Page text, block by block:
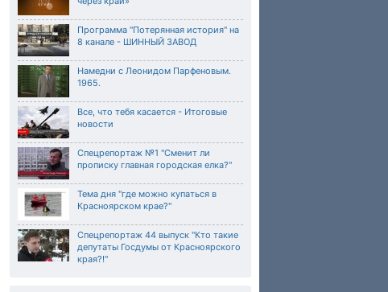
Программа "Потерянная история" на
8 канале - ШИННЫЙ ЗАВОД
Намедни с Леонидом Парфеновым.
1965.
Все, что тебя касается - Итоговые
новости
Спецрепортаж №1 "Сменит ли
прописку главная городская елка?"
Тема дня "где можно купаться в
Красноярском крае?"
Спецрепортаж 44 выпуск "Кто такие
депутаты Госдумы от Красноярского
края?!"